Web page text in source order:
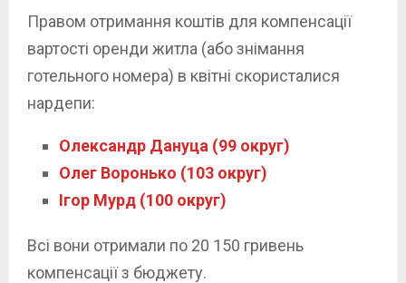
Правом отримання коштів для компенсації
вартості оренди житла (або знімання
готельного номера) в квітні скористалися
нардепи:
Олександр Дануца (99 округ)
Олег Воронько (103 округ)
Ігор Мурд (100 округ)
Всі вони отримали по 20 150 гривень
компенсації з бюджету.